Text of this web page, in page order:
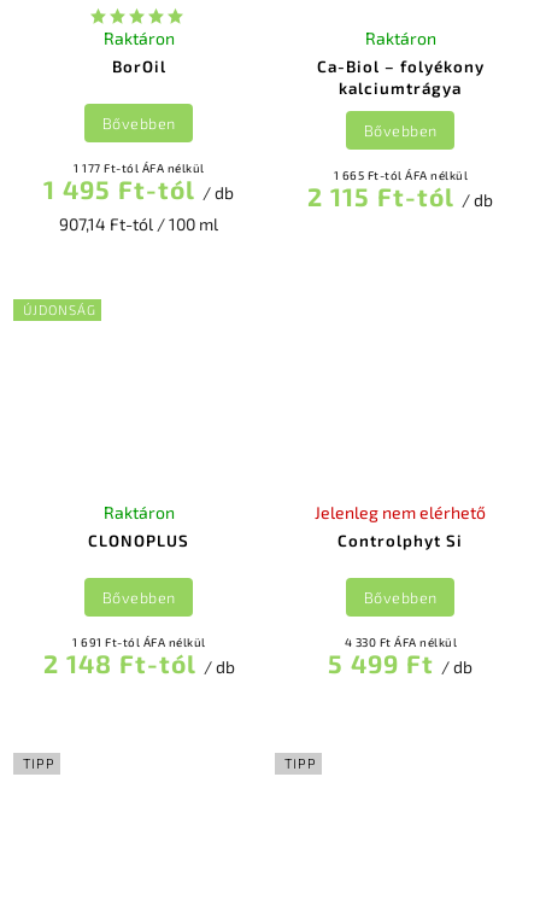
BorOil
Raktáron
1 177 Ft-tól ÁFA nélkül
1 495 Ft-tól / db
907,14 Ft-tól / 100 ml
Bővebben
Ca-Biol – folyékony
kalciumtrágya
Raktáron
1 665 Ft-tól ÁFA nélkül
2 115 Ft-tól / db
Bővebben
ÚJDONSÁG
CLONOPLUS
Raktáron
1 691 Ft-tól ÁFA nélkül
2 148 Ft-tól / db
Bővebben
Controlphyt Si
Jelenleg nem elérhető
4 330 Ft ÁFA nélkül
5 499 Ft / db
Bővebben
TIPP TIPP